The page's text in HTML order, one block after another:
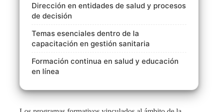
Dirección en entidades de salud y procesos
de decisión
Temas esenciales dentro de la
capacitación en gestión sanitaria
Formación continua en salud y educación
en línea